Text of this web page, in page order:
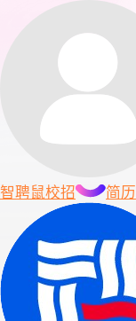
智聘鼠校招 简历